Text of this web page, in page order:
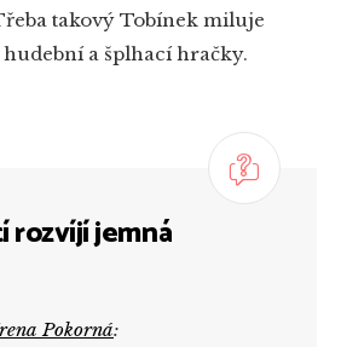
takový Tobínek miluje
a šplhací hračky.
rozvíjí jemná
Pokorná: